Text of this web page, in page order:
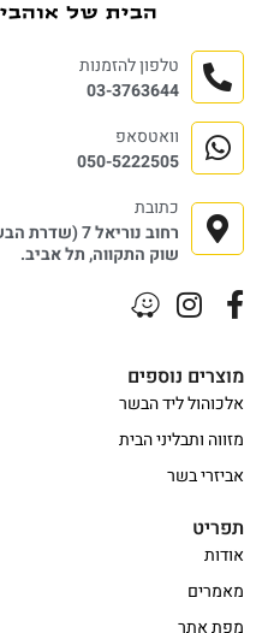
מוצרים נוספים
אלכוהול ליד הבשר
מזווה ותבליני הבית
אביזרי בשר
תפריט
אודות
מאמרים
מפת אתר
טלפון להזמנות
03-3763644
וואטסאפ
050-5222505
כתובת
רחוב נוריאל 7 (שדרת הבשר)
שוק התקווה, תל אביב.